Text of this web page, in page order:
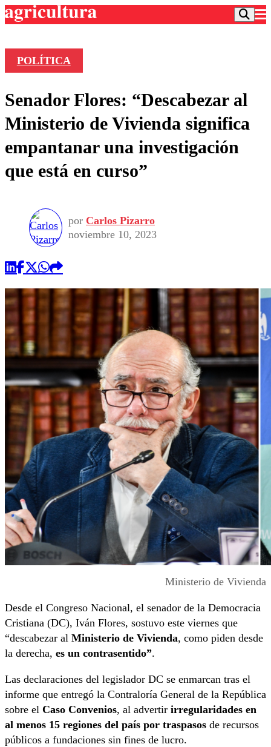
Frecuencias
Agricultura TV
Deportes
Colo Colo
Motor
Torneo Internacional
Torneo Nacional
Entretención
Internacional
Nacional
Vida Social
Programas
Comercial
POLÍTICA
Senador Flores: “Descabezar al
Ministerio de Vivienda significa
empantanar una investigación
que está en curso”
por Carlos Pizarro
noviembre 10, 2023
Ministerio de Vivienda
Desde el Congreso Nacional, el senador de la Democracia
Cristiana (DC), Iván Flores, sostuvo este viernes que
“descabezar al Ministerio de Vivienda, como piden desde
la derecha, es un contrasentido”.
Las declaraciones del legislador DC se enmarcan tras el
informe que entregó la Contraloría General de la República
sobre el Caso Convenios, al advertir irregularidades en
al menos 15 regiones del país por traspasos de recursos
públicos a fundaciones sin fines de lucro.